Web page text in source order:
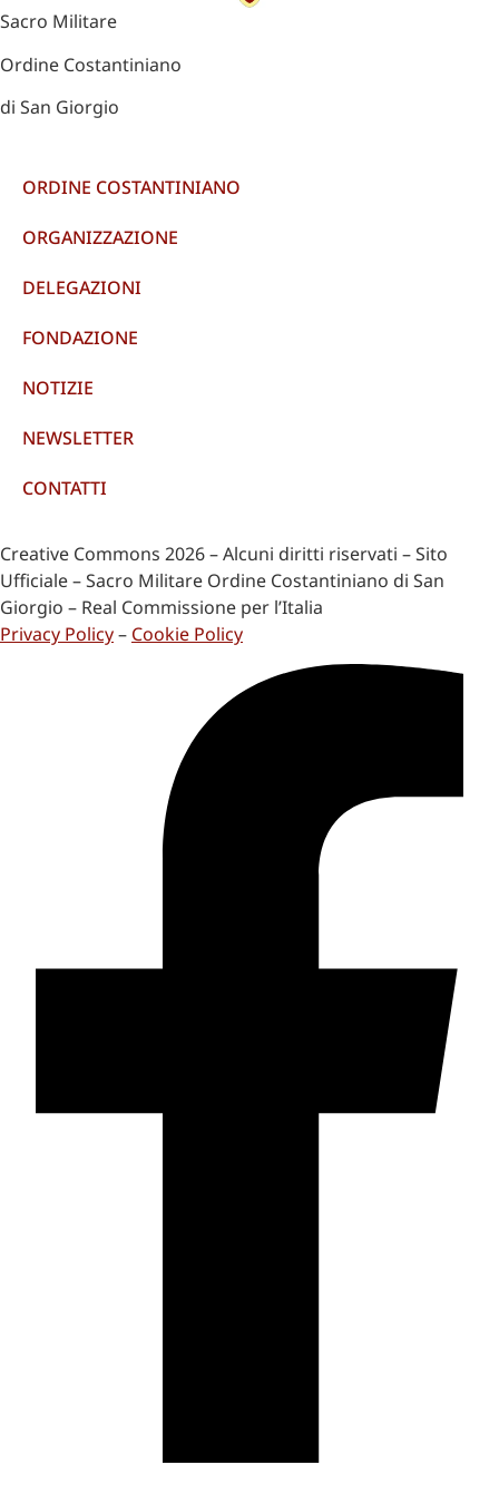
Sacro Militare
Ordine Costantiniano
di San Giorgio
ORDINE COSTANTINIANO
ORGANIZZAZIONE
DELEGAZIONI
FONDAZIONE
NOTIZIE
NEWSLETTER
CONTATTI
Creative Commons 2026 – Alcuni diritti riservati – Sito
Ufficiale – Sacro Militare Ordine Costantiniano di San
Giorgio – Real Commissione per l’Italia
Privacy Policy– Cookie Policy